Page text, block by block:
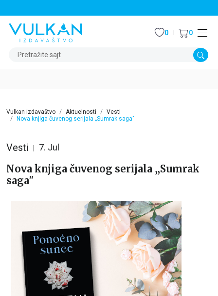
Pretražite sajt
0 0
Vulkan izdavaštvo Aktuelnosti
Vesti
Nova knjiga čuvenog serijala „Sumrak saga"
Vesti 7. Jul
Nova knjiga čuvenog serijala „Sumrak
saga"